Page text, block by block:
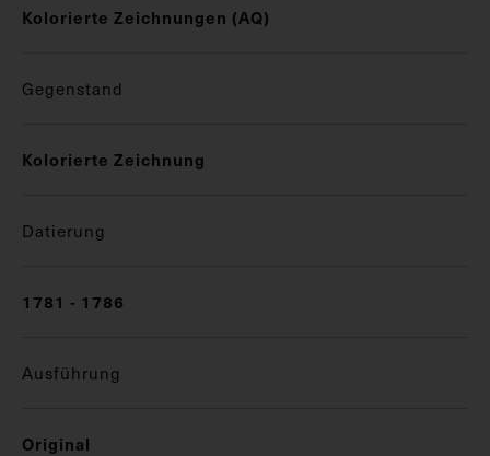
Kolorierte Zeichnungen (AQ)
Gegenstand
Kolorierte Zeichnung
Datierung
1781 - 1786
Ausführung
Original